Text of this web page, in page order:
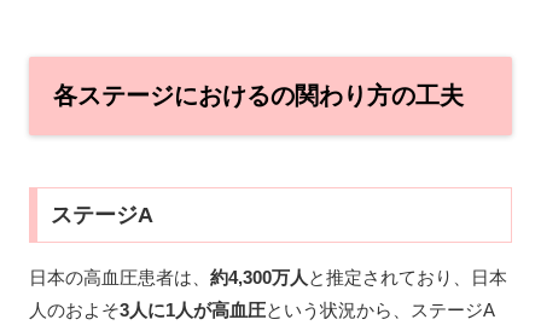
各ステージにおけるの関わり方の工夫
ステージA
日本の高血圧患者は、 約4,300万人 と推定されており、日本
人のおよそ3人に1人が高血圧という状況から、ステージA